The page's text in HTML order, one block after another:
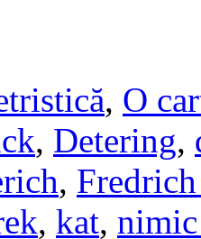
, O
, Detering,
,
, kat,